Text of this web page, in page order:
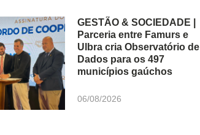
GESTÃO & SOCIEDADE |
Parceria entre Famurs e
Ulbra cria Observatório de
Dados para os 497
municípios gaúchos
06/08/2026